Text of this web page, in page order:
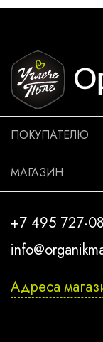
ПОКУПАТЕЛЮ
МАГАЗИН
+7 495 727-
Адреса